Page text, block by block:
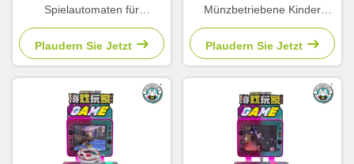
Spielautomaten für
Einkaufszentren, Parks und
Reisen, Puzzle-Automat
Plaudern Sie Jetzt
Münzbetriebene Kinder
Kleine Simulationsmaschine
Video Shooting Arcade-
Spiele
Plaudern Sie Jetzt